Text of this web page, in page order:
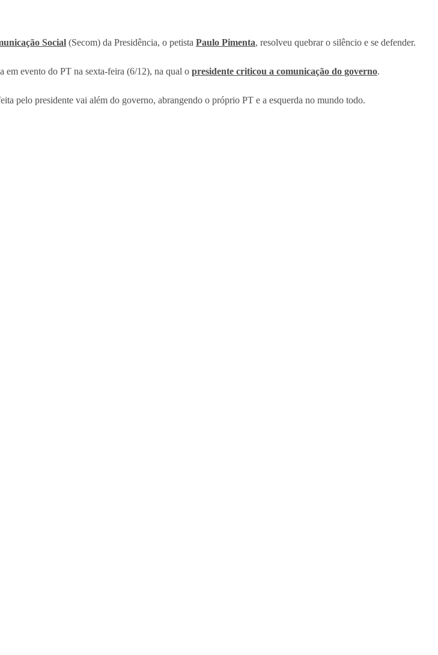
Social (Secom) da Presidência, o petista Paulo Pimenta, resolveu quebrar o silêncio e se defender.
em evento do PT na sexta-feira (6/12), na qual o presidente criticou a comunicação do governo.
pelo presidente vai além do governo, abrangendo o próprio PT e a esquerda no mundo todo.